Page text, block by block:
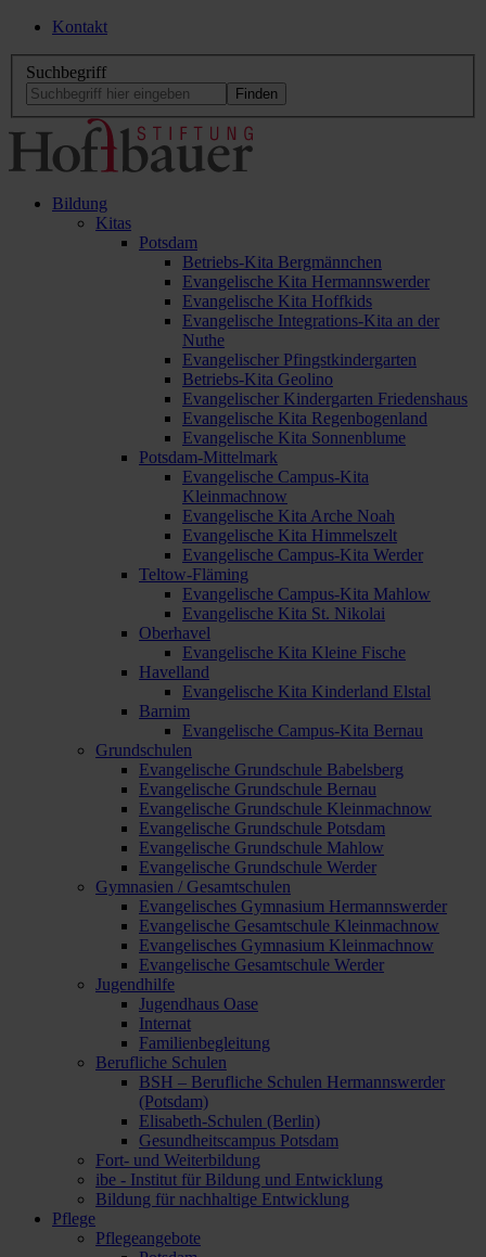
Kontakt
Suchbegriff
Bildung
Kitas
Potsdam
Betriebs-Kita Bergmännchen
Evangelische Kita Hermannswerder
Evangelische Kita Hoffkids
Evangelische Integrations-Kita an der
Nuthe
Evangelischer Pfingstkindergarten
Betriebs-Kita Geolino
Evangelischer Kindergarten Friedenshaus
Evangelische Kita Regenbogenland
Evangelische Kita Sonnenblume
Potsdam-Mittelmark
Evangelische Campus-Kita
Kleinmachnow
Evangelische Kita Arche Noah
Evangelische Kita Himmelszelt
Evangelische Campus-Kita Werder
Teltow-Fläming
Evangelische Campus-Kita Mahlow
Evangelische Kita St. Nikolai
Oberhavel
Evangelische Kita Kleine Fische
Havelland
Evangelische Kita Kinderland Elstal
Barnim
Evangelische Campus-Kita Bernau
Grundschulen
Evangelische Grundschule Babelsberg
Evangelische Grundschule Bernau
Evangelische Grundschule Kleinmachnow
Evangelische Grundschule Potsdam
Evangelische Grundschule Mahlow
Evangelische Grundschule Werder
Gymnasien / Gesamtschulen
Evangelisches Gymnasium Hermannswerder
Evangelische Gesamtschule Kleinmachnow
Evangelisches Gymnasium Kleinmachnow
Evangelische Gesamtschule Werder
Jugendhilfe
Jugendhaus Oase
Internat
Familienbegleitung
Berufliche Schulen
BSH – Berufliche Schulen Hermannswerder
(Potsdam)
Elisabeth-Schulen (Berlin)
Gesundheitscampus Potsdam
Fort- und Weiterbildung
ibe - Institut für Bildung und Entwicklung
Bildung für nachhaltige Entwicklung
Pflege
Pflegeangebote